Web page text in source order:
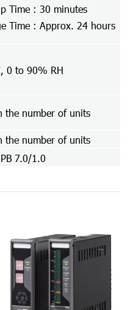
Time : 30 minutes
Time : Approx. 24 hours
0 to 90% RH
the number of units
the number of units
7.0/1.0